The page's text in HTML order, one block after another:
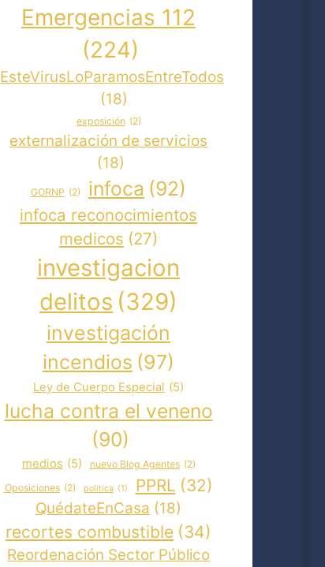
Emergencias 112
(224)
EsteVirusLoParamosEntreTodos
(18)
exposición (2)
externalización de servicios
(18)
GORNP (2) infoca (92)
infoca reconocimientos
medicos (27)
investigacion
delitos (329)
investigación
incendios (97)
Ley de Cuerpo Especial (5)
lucha contra el veneno
(90)
medios (5) nuevo Blog Agentes (2)
Oposiciones (2) politica (1) PPRL (32)
QuédateEnCasa (18)
recortes combustible (34)
Reordenación Sector Público